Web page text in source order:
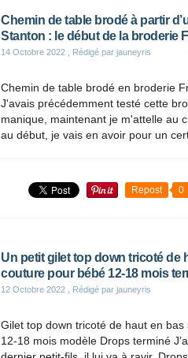
Chemin de table brodé à partir
Stanton : le début de la broderie
14 Octobre 2022 , Rédigé par jauneyris
Chemin de table brodé en broderie
J'avais précédemment testé cette
manique, maintenant je m'attelle au
au début, je vais en avoir pour un
Repost 0
Un petit gilet top down tricoté de
couture pour bébé 12-18 mois
12 Octobre 2022 , Rédigé par jauneyris
Gilet top down tricoté de haut en
12-18 mois modèle Drops terminé